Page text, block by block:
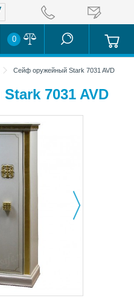
0
Сейф оружейный Stark 7031 AVD
7031 AVD